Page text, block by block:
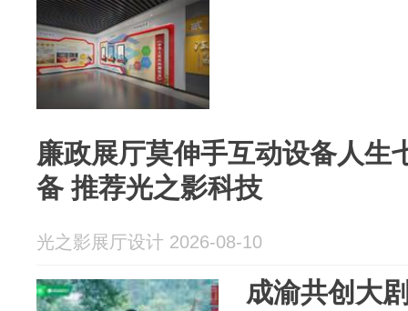
廉政展厅莫伸手互动设备人生
备 推荐光之影科技
光之影展厅设计 2026-08-10
成渝共创大